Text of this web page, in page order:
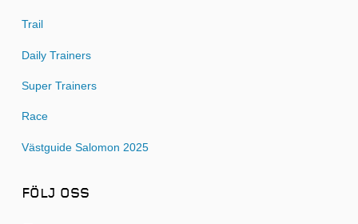
Trail
Daily Trainers
Super Trainers
Race
Västguide Salomon 2025
FÖLJ OSS